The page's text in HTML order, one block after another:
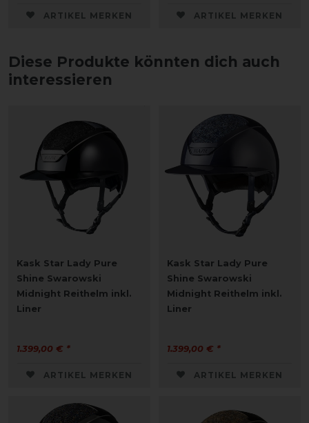
ARTIKEL MERKEN ARTIKEL MERKEN
Diese Produkte könnten dich auch
interessieren
Kask Star Lady Pure
Shine Swarowski
Midnight Reithelm inkl.
Liner
1.399,00 € *
ARTIKEL MERKEN
Kask Star Lady Pure
Shine Swarowski
Midnight Reithelm inkl.
Liner
1.399,00 € *
ARTIKEL MERKEN